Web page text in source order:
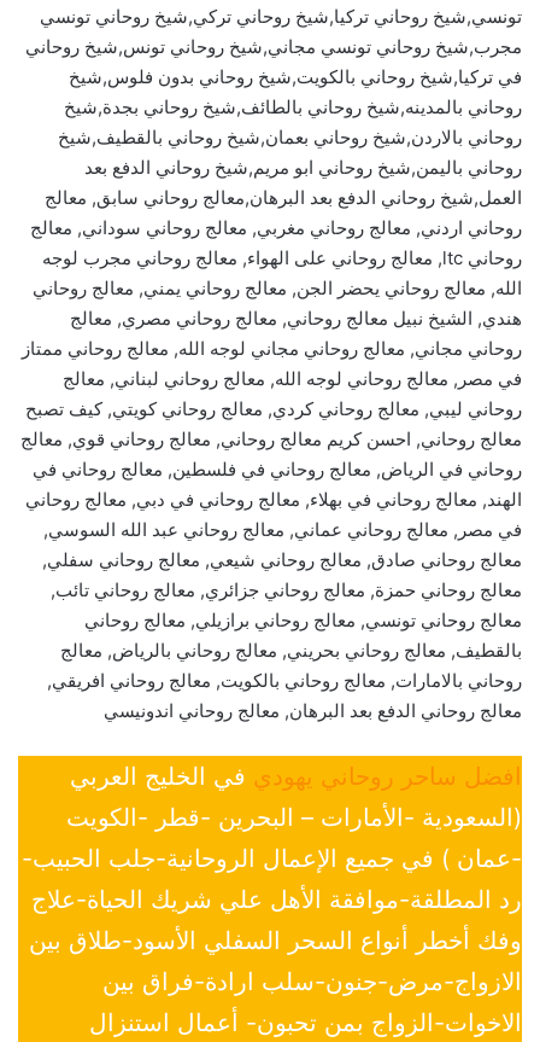
تونسي,شيخ روحاني تركيا,شيخ روحاني تركي,شيخ روحاني تونسي
مجرب,شيخ روحاني تونسي مجاني,شيخ روحاني تونس,شيخ روحاني
في تركيا,شيخ روحاني بالكويت,شيخ روحاني بدون فلوس,شيخ
روحاني بالمدينه,شيخ روحاني بالطائف,شيخ روحاني بجدة,شيخ
روحاني بالاردن,شيخ روحاني بعمان,شيخ روحاني بالقطيف,شيخ
روحاني باليمن,شيخ روحاني ابو مريم,شيخ روحاني الدفع بعد
العمل,شيخ روحاني الدفع بعد البرهان,معالج روحاني سابق, معالج
روحاني اردني, معالج روحاني مغربي, معالج روحاني سوداني, معالج
روحاني ltc, معالج روحاني على الهواء, معالج روحاني مجرب لوجه
الله, معالج روحاني يحضر الجن, معالج روحاني يمني, معالج روحاني
هندي, الشيخ نبيل معالج روحاني, معالج روحاني مصري, معالج
روحاني مجاني, معالج روحاني مجاني لوجه الله, معالج روحاني ممتاز
في مصر, معالج روحاني لوجه الله, معالج روحاني لبناني, معالج
روحاني ليبي, معالج روحاني كردي, معالج روحاني كويتي, كيف تصبح
معالج روحاني, احسن كريم معالج روحاني, معالج روحاني قوي, معالج
روحاني في الرياض, معالج روحاني في فلسطين, معالج روحاني في
الهند, معالج روحاني في بهلاء, معالج روحاني في دبي, معالج روحاني
في مصر, معالج روحاني عماني, معالج روحاني عبد الله السوسي,
معالج روحاني صادق, معالج روحاني شيعي, معالج روحاني سفلي,
معالج روحاني حمزة, معالج روحاني جزائري, معالج روحاني تائب,
معالج روحاني تونسي, معالج روحاني برازيلي, معالج روحاني
بالقطيف, معالج روحاني بحريني, معالج روحاني بالرياض, معالج
روحاني بالامارات, معالج روحاني بالكويت, معالج روحاني افريقي,
معالج روحاني الدفع بعد البرهان, معالج روحاني اندونيسي
افضل ساحر روحاني يهودي في الخليج العربي
(السعودية -الأمارات – البحرين -قطر -الكويت
-عمان ) في جميع الإعمال الروحانية-جلب الحبيب-
رد المطلقة-موافقة الأهل علي شريك الحياة-علاج
وفك أخطر أنواع السحر السفلي الأسود-طلاق بين
الازواج-مرض-جنون-سلب ارادة-فراق بين
الاخوات-الزواج بمن تحبون- أعمال استنزال